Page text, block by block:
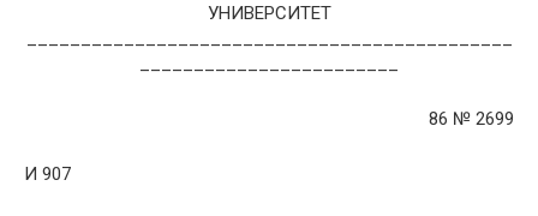
УНИВЕРСИТЕТ
86 № 2699
И 907